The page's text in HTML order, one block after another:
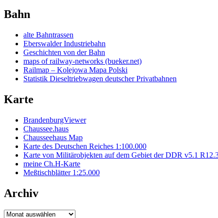
Bahn
alte Bahntrassen
Eberswalder Industriebahn
Geschichten von der Bahn
maps of railway-networks (bueker.net)
Railmap – Kolejowa Mapa Polski
Statistik Dieseltriebwagen deutscher Privatbahnen
Karte
BrandenburgViewer
Chaussee.haus
Chausseehaus Map
Karte des Deutschen Reiches 1:100.000
Karte von Militärobjekten auf dem Gebiet der DDR v5.1
meine Ch.H-Karte
Meßtischblätter 1:25.000
Archiv
Archiv